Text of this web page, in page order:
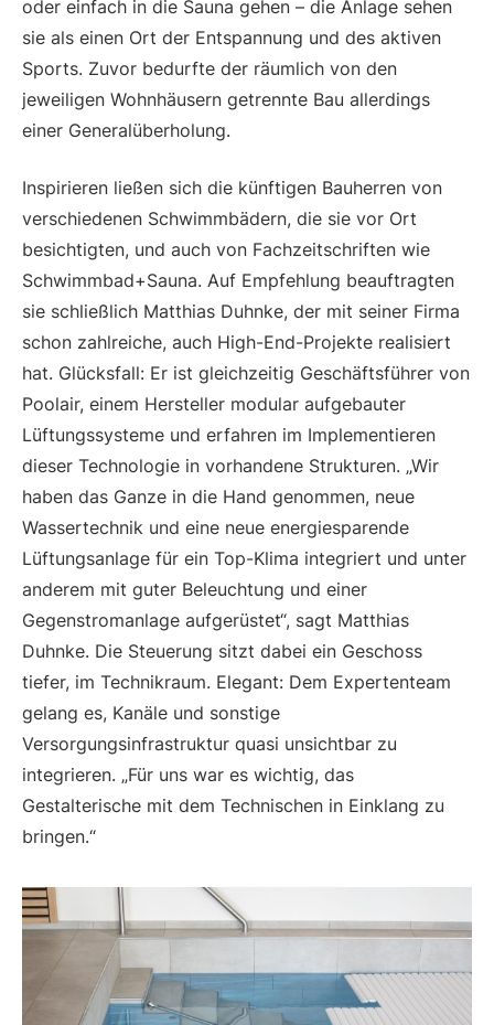
oder einfach in die Sauna gehen – die Anlage sehen
sie als einen Ort der Entspannung und des aktiven
Sports. Zuvor bedurfte der räumlich von den
jeweiligen Wohnhäusern getrennte Bau allerdings
einer Generalüberholung.
Inspirieren ließen sich die künftigen Bauherren von
verschiedenen Schwimmbädern, die sie vor Ort
besichtigten, und auch von Fachzeitschriften wie
Schwimmbad+Sauna. Auf Empfehlung beauftragten
sie schließlich Matthias Duhnke, der mit seiner Firma
schon zahlreiche, auch High-End-Projekte realisiert
hat. Glücksfall: Er ist gleichzeitig Geschäftsführer von
Poolair, einem Hersteller modular aufgebauter
Lüftungssysteme und erfahren im Implementieren
dieser Technologie in vorhandene Strukturen. „Wir
haben das Ganze in die Hand genommen, neue
Wassertechnik und eine neue energiesparende
Lüftungsanlage für ein Top-Klima integriert und unter
anderem mit guter Beleuchtung und einer
Gegenstromanlage aufgerüstet“, sagt Matthias
Duhnke. Die Steuerung sitzt dabei ein Geschoss
tiefer, im Technikraum. Elegant: Dem Expertenteam
gelang es, Kanäle und sonstige
Versorgungsinfrastruktur quasi unsichtbar zu
integrieren. „Für uns war es wichtig, das
Gestalterische mit dem Technischen in Einklang zu
bringen.“